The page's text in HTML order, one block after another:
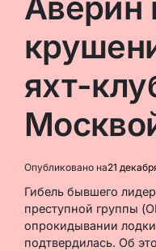
яхт-
Опубликовано на21
Гибель бывшего
преступной группы
опрокидывании
подтвердилась. Об